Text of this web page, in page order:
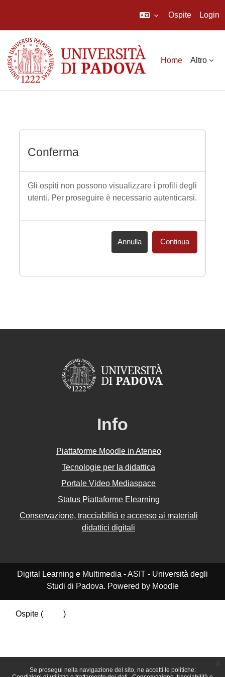
Se prosegui nella navigazione del sito, ne accetti le politiche:
Ospite Login
Home Altro
Conferma
Gli ospiti non possono visualizzare i profili degli
utenti. Per proseguire è necessario autenticarsi.
Annulla Continua
Info
Piattaforme Moodle in Ateneo
Tecnologie per la didattica
Portale Video Mediaspace
Status Piattaforme Elearning
Conservazione, tracciabilità e accesso ai materiali
didattici digitali
Digital Learning e Multimedia - ASIT - Università degli
Studi di Padova. Powered by Moodle
Ospite (
)